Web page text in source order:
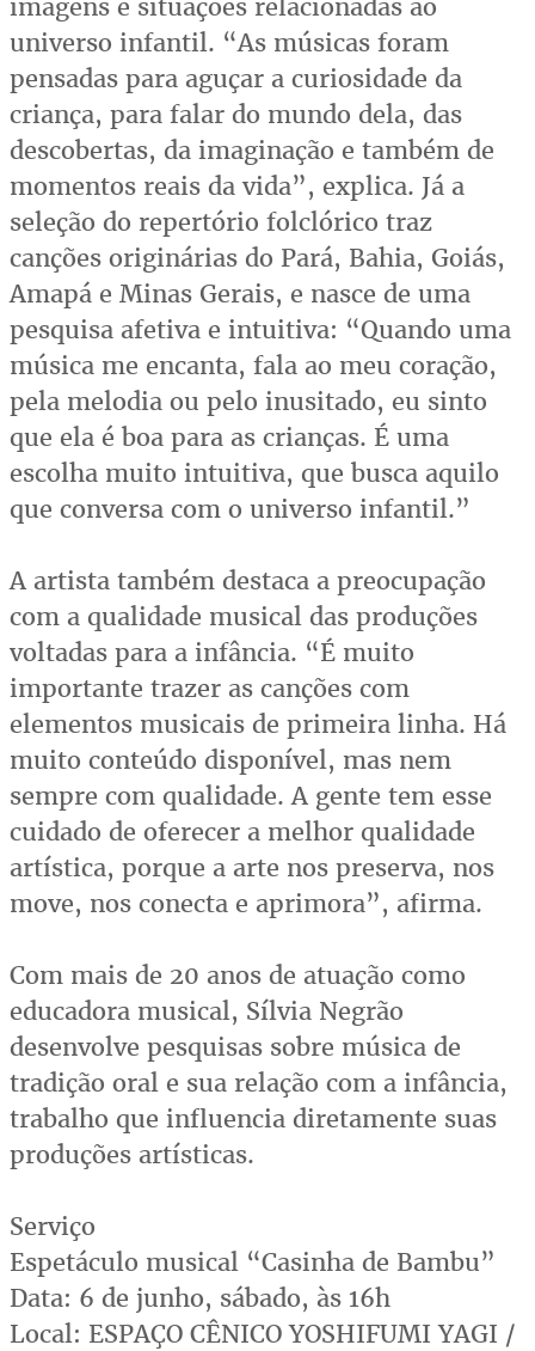
universo infantil. “As músicas foram
pensadas para aguçar a curiosidade da
criança, para falar do mundo dela, das
descobertas, da imaginação e também de
momentos reais da vida”, explica. Já a
seleção do repertório folclórico traz
canções originárias do Pará, Bahia, Goiás,
Amapá e Minas Gerais, e nasce de uma
pesquisa afetiva e intuitiva: “Quando uma
música me encanta, fala ao meu coração,
pela melodia ou pelo inusitado, eu sinto
que ela é boa para as crianças. É uma
escolha muito intuitiva, que busca aquilo
que conversa com o universo infantil.”
A artista também destaca a preocupação
com a qualidade musical das produções
voltadas para a infância. “É muito
importante trazer as canções com
elementos musicais de primeira linha. Há
muito conteúdo disponível, mas nem
sempre com qualidade. A gente tem esse
cuidado de oferecer a melhor qualidade
artística, porque a arte nos preserva, nos
move, nos conecta e aprimora”, afirma.
Com mais de 20 anos de atuação como
educadora musical, Sílvia Negrão
desenvolve pesquisas sobre música de
tradição oral e sua relação com a infância,
trabalho que influencia diretamente suas
produções artísticas.
Serviço
Espetáculo musical “Casinha de Bambu”
Data: 6 de junho, sábado, às 16h
Local: ESPAÇO CÊNICO YOSHIFUMI YAGI /